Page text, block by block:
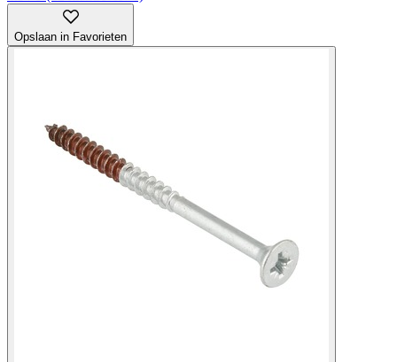
Opslaan in Favorieten